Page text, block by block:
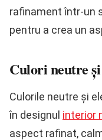
rafinament într-un
pentru a crea un
Culori neutre
Culorile neutre și
în designul interior
aspect rafinat,